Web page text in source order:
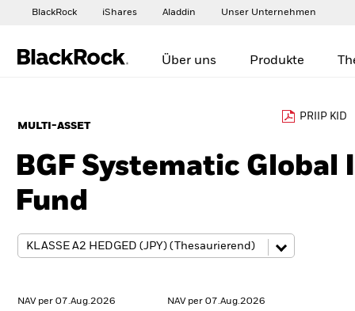
BlackRock iShares Aladdin Unser Unternehmen
Über uns Produkte
MULTI-ASSET
PRIIP KID
BGF Systematic
Fund
NAV per 07.Aug.2026 NAV per 07.Aug.2026